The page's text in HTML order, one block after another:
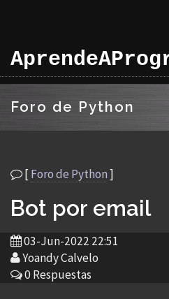
Foro de Python
[Foro de Python]
Bot por email
03-Jun-2022 22:51
Yoandy Calvelo
0 Respuestas